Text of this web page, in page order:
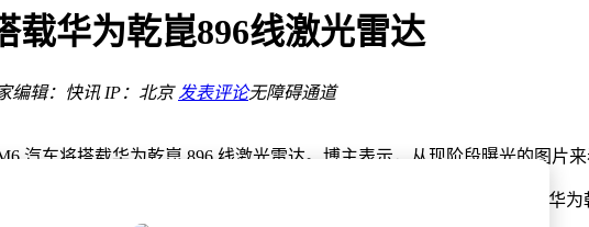
势领跑
升级
载华为乾崑896线激光雷达
编辑：快讯 IP：北京 发表评论无障碍通道
汽车将搭载华为乾崑 896 线激光雷达。博主表示，从现阶段曝光的图片
的官图。从官方的图片来看，该车的雷达造型偏扁平，与此次发布的华为